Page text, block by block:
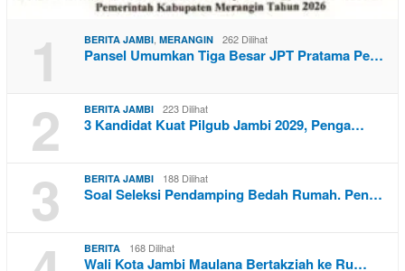
1 BERITA JAMBI, MERANGIN 262 Dilihat
Pansel Umumkan Tiga Besar JPT Pratama Pe…
2 BERITA JAMBI 223 Dilihat
3 Kandidat Kuat Pilgub Jambi 2029, Penga…
3 BERITA JAMBI 188 Dilihat
Soal Seleksi Pendamping Bedah Rumah. Pen…
BERITA 168 Dilihat
Wali Kota Jambi Maulana Bertakziah ke Ru…